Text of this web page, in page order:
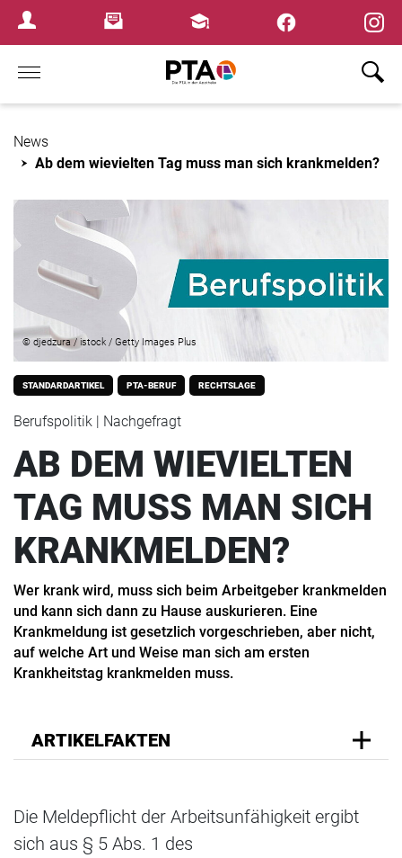
Login MenuNewsletterFortbildungen
Home
News
Ab dem wievielten Tag muss man sich krankmelden?
© djedzura / istock / Getty Images Plus
STANDARDARTIKEL PTA-BERUF RECHTSLAGE
Berufspolitik | Nachgefragt
AB DEM WIEVIELTEN
TAG MUSS MAN SICH
KRANKMELDEN?
Wer krank wird, muss sich beim Arbeitgeber krankmelden
und kann sich dann zu Hause auskurieren. Eine
Krankmeldung ist gesetzlich vorgeschrieben, aber nicht,
auf welche Art und Weise man sich am ersten
Krankheitstag krankmelden muss.
ARTIKELFAKTEN
Die Meldepflicht der Arbeitsunfähigkeit ergibt
sich aus § 5 Abs. 1 des
×